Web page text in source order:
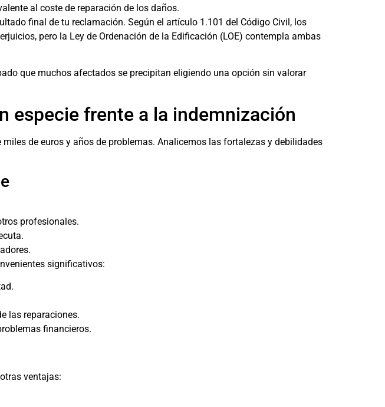
al coste de reparación de los daños.
final de tu reclamación. Según el artículo 1.101 del Código Civil, los
pero la Ley de Ordenación de la Edificación (LOE) contempla ambas
que muchos afectados se precipitan eligiendo una opción sin valorar
especie frente a la indemnización
de euros y años de problemas. Analicemos las fortalezas y debilidades
profesionales.
significativos:
las reparaciones.
financieros.
ventajas: